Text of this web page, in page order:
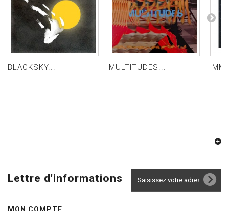
BLACKSKY... MULTITUDES...
Lettre d'informations
MON COMPTE